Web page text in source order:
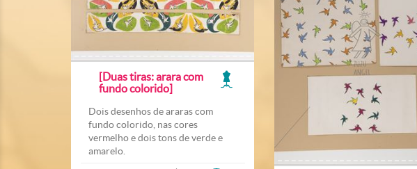
[Duas tiras: arara com
fundo colorido]
Dois desenhos de araras com
fundo colorido, nas cores
vermelho e dois tons de verde e
amarelo.